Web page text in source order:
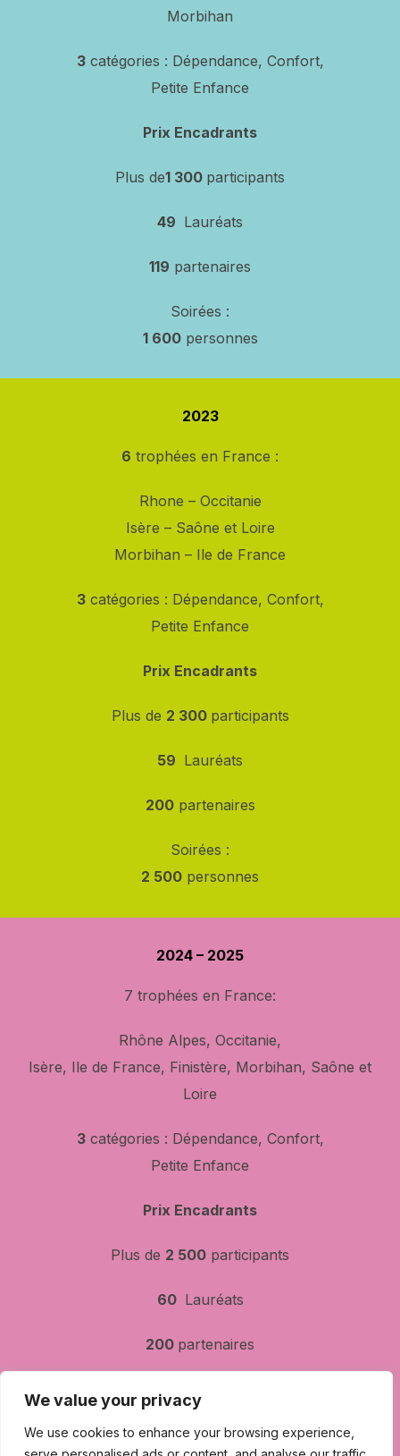
We value your privacy
We use cookies to enhance your browsing experience,
Morbihan
3catégories : Dépendance, Confort,
Petite Enfance
Prix Encadrants
Plus de1 300 participants
49 Lauréats
119 partenaires
Soirées :
1 600personnes
2023
6 trophées en France :
Rhone – Occitanie
Isère – Saône et Loire
Morbihan – Ile de France
3catégories : Dépendance, Confort,
Petite Enfance
Prix Encadrants
Plus de 2 300 participants
59 Lauréats
200partenaires
Soirées :
2 500 personnes
2024 – 2025
7 trophées en France:
Rhône Alpes, Occitanie,
Isère, Ile de France, Finistère, Morbihan, Saône et
Loire
3catégories : Dépendance, Confort,
Petite Enfance
Prix Encadrants
Plus de 2 500 participants
60 Lauréats
200 partenaires